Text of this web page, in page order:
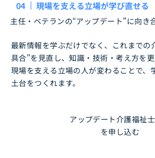
04 現場を支える立場が学び直せる
主任・ベテランの“アップデート”に向き
最新情報を学ぶだけでなく、これまでの
具合”を見直し、知識・技術・考え方を更
現場を支える立場の人が変わることで、
土台をつくれます。
アップデート介護福祉
を申し込む